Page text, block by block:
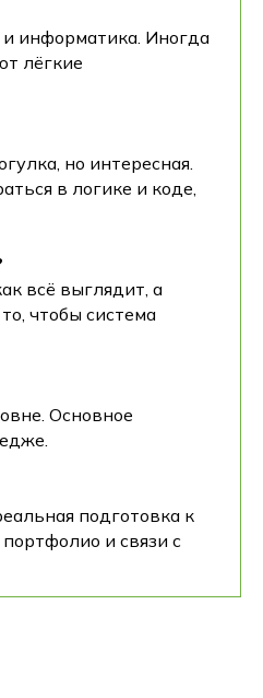
и информатика. Иногда
лёгкие
но интересная.
в логике и коде,
всё выглядит, а
чтобы система
Основное
подготовка к
и связи с